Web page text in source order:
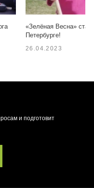
«Зелёная Весна»
Петербурге!
26.04.2023
и подготовит